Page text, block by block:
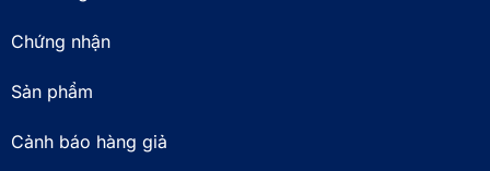
Chứng nhận
Sản phẩm
Cảnh báo hàng giả